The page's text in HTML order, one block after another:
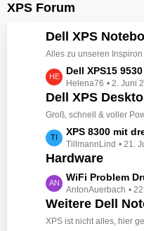
XPS Forum
Dell XPS
Alles zu unseren Inspiron
L
e
t
z
e
B
i
r
ä
Dell XPS15 9530 (neue Gen) startet nicht - kein
Helena76 2. Juni
Dell XPS
Groß, schnell & voller
L
e
t
z
t
e
B
XPS 8300 mit
TillmannLind 21.
Hardware
L
e
t
z
WiFi Problem
AntonAuerbach
Weitere Dell
XPS ist nicht alles, hier